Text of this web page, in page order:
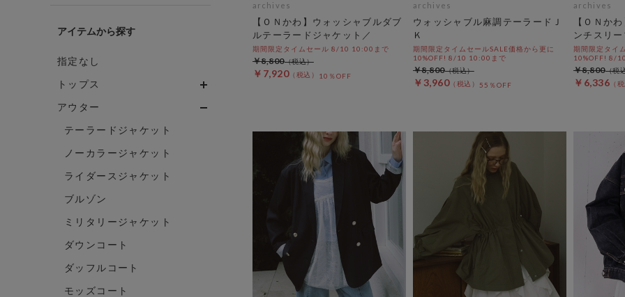
アイテム
指定なし
トップス
アウター
テーラードジャケット
ノーカラージャケット
ライダースジャケット
ブルゾン
ミリタリージャケット
ダウンコート
ダッフルコート
モッズコート
archives
【ＯＮかわ】ウォッシャブルダブ
ルテーラードジャケット／
期間限定タイムセール 8/10 10:00まで
￥7,920 10％OFF
￥8,800
archives
ウォッシャブル麻調テーラードＪ
Ｋ
期間限定タイムセールSALE価格から更に
10%OFF! 8/10 10:00まで
￥3,960 55％OFF
￥8,800
archives
【ＯＮか
ンチスリ
期間限定タイ
10%OFF! 8/
￥6,336
￥8,800